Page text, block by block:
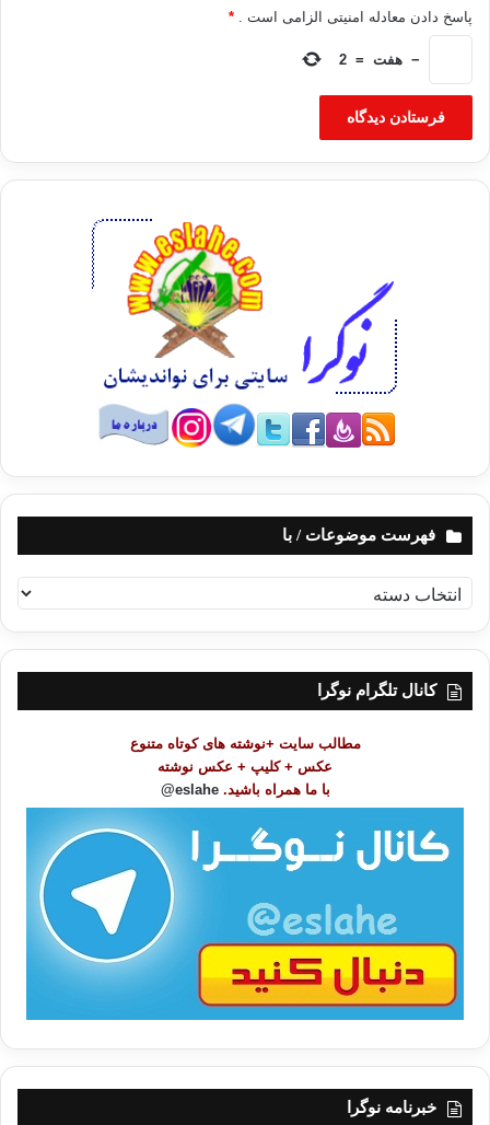
پاسخ دادن معادله امنیتی الزامی است . *
− هفت =
2
فهرست موضوعات / با
ه
ر
کانال تلگرام نوگرا
مطالب سایت +نوشته های کوتاه متنوع
عکس + کلیپ + عکس نوشته
با ما همراه باشید. eslahe@
خبرنامه نوگرا